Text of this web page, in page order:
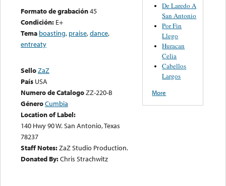
Formato de grabación45
Condición: E+
Tema boasting, praise,dance,
entreaty
SelloZaZ
País USA
Numero de CatalogoZZ-220-B
GéneroCumbia
Location of Label:
140 Hwy 90 W. San Antonio, Texas
78237
Staff Notes:ZaZ Studio Production.
Donated By:Chris Strachwitz
De Laredo A
San Antonio
Por Fin
Llego
Huracan
Celia
Cabellos
Largos
More